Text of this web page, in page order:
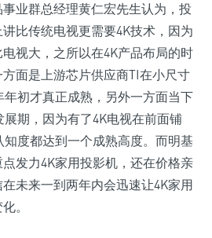
业群总经理黄仁宏先生认为，投
比传统电视更需要4K技术，因为
视大，之所以在4K产品布局的时
面是上游芯片供应商TI在小尺寸
初才真正成熟，另外一方面当下
期，因为有了4K电视在前面铺
度都达到一个成熟高度。而明基
发力4K家用投影机，还在价格亲
未来一到两年内会迅速让4K家用
。